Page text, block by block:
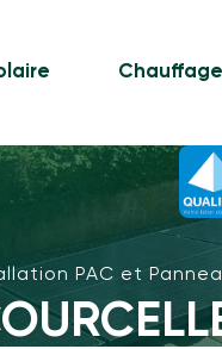
Chauffage
PAC et